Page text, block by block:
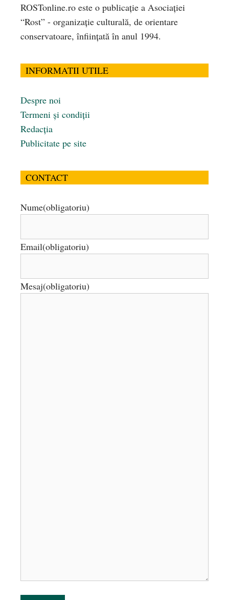
ROSTonline.ro este o publicaţie a Asociaţiei
“Rost” - organizaţie culturală, de orientare
conservatoare, înfiinţată în anul 1994.
INFORMATII UTILE
Despre noi
Termeni și condiții
Redacția
Publicitate pe site
CONTACT
Nume(obligatoriu)
Email(obligatoriu)
Mesaj(obligatoriu)